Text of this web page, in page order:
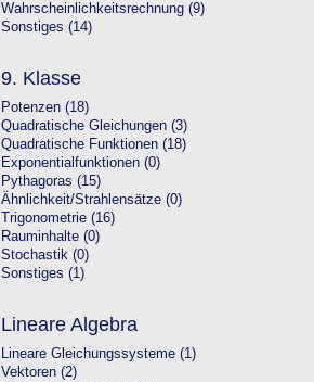
Wahrscheinlichkeitsrechnung (9)
Sonstiges (14)
9. Klasse
Potenzen (18)
Quadratische Gleichungen (3)
Quadratische Funktionen (18)
Exponentialfunktionen (0)
Pythagoras (15)
Ähnlichkeit/Strahlensätze (0)
Trigonometrie (16)
Rauminhalte (0)
Stochastik (0)
Sonstiges (1)
Lineare Algebra
Lineare Gleichungssysteme (1)
Vektoren (2)